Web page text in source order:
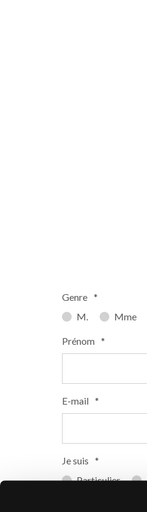
Genre *
M.
Mme
Prénom *
E-mail *
Je suis *
Particulier
Dans quel pays